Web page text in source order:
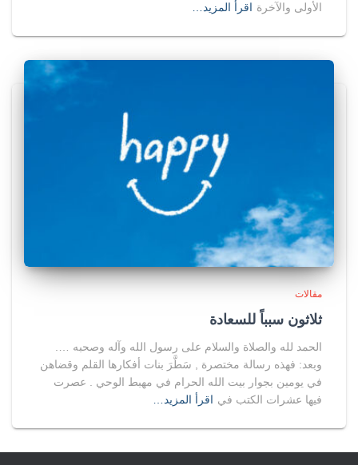
الأولى والآخرة اقرأ المزيد…
مقالات
ثلاثون سبباً للسعادة
الحمد لله والصلاة والسلام على رسول الله وآله وصحبه ….
وبعد: فهذه رسالة مختصرة , سَطَّرَ بنات أفكارها القلم وقضاهن
في يومين بجوار بيت الله الحرام في مهبط الوحي . عصرت
فيها عشرات الكتب في اقرأ المزيد…